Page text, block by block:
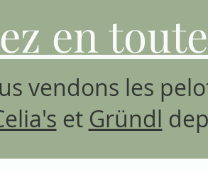
en
vendons les
et Gründl